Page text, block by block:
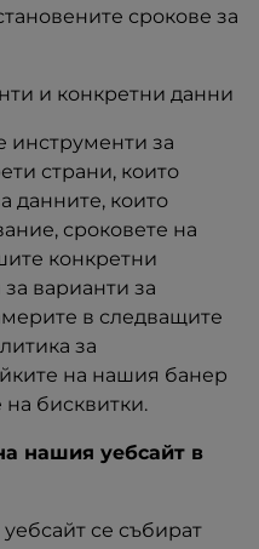
срокове за
и конкретни данни
инструменти за
страни, които
данните, които
сроковете на
конкретни
варианти за
в следващите
за
на нашия банер
на бисквитки.
нашия уебсайт в
се събират